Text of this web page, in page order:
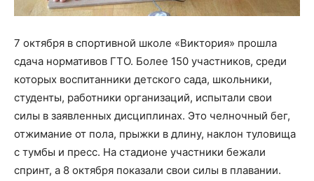
7 октября в спортивной школе «Виктория» прошла
сдача нормативов ГТО. Более 150 участников, среди
которых воспитанники детского сада, школьники,
студенты, работники организаций, испытали свои
силы в заявленных дисциплинах. Это челночный бег,
отжимание от пола, прыжки в длину, наклон туловища
с тумбы и пресс. На стадионе участники бежали
спринт, а 8 октября показали свои силы в плавании.